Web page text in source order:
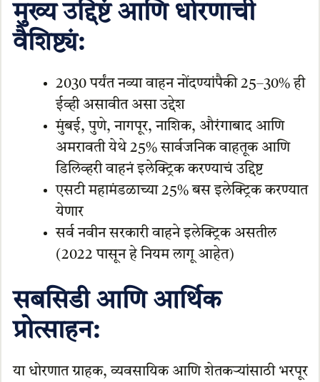
मुख्य उद्दिष्टं आणि धोरणाची
वैशिष्ट्यं:
2030 पर्यंत नव्या वाहन नोंदण्यांपैकी 25–30% ही
ईव्ही असावीत असा उद्देश
मुंबई, पुणे, नागपूर, नाशिक, औरंगाबाद आणि
अमरावती येथे 25% सार्वजनिक वाहतूक आणि
डिलिव्हरी वाहनं इलेक्ट्रिक करण्याचं उद्दिष्ट
एसटी महामंडळाच्या 25% बस इलेक्ट्रिक करण्यात
येणार
सर्व नवीन सरकारी वाहने इलेक्ट्रिक असतील
(2022 पासून हे नियम लागू आहेत)
सबसिडी आणि आर्थिक
प्रोत्साहन:
या धोरणात ग्राहक, व्यवसायिक आणि शेतकऱ्यांसाठी भरपूर